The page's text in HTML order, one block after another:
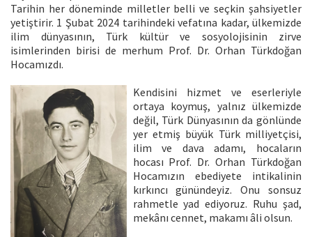
Tarihin her döneminde milletler belli ve seçkin şahsiyetler
yetiştirir. 1 Şubat 2024 tarihindeki vefatına kadar, ülkemizde
ilim dünyasının, Türk kültür ve sosyolojisinin zirve
isimlerinden birisi de merhum Prof. Dr. Orhan Türkdoğan
Hocamızdı.
Kendisini hizmet ve eserleriyle
ortaya koymuş, yalnız ülkemizde
değil, Türk Dünyasının da gönlünde
yer etmiş büyük Türk milliyetçisi,
ilim ve dava adamı, hocaların
hocası Prof. Dr. Orhan Türkdoğan
Hocamızın ebediyete intikalinin
kırkıncı günündeyiz. Onu sonsuz
rahmetle yad ediyoruz. Ruhu şad,
mekânı cennet, makamı âli olsun.